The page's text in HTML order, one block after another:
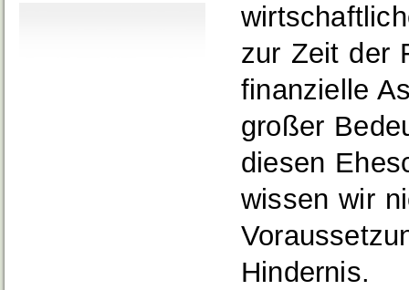
zur Zeit der
finanzielle
großer
diesen
wissen wir
Hindernis.